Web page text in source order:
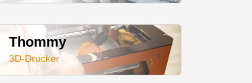
Thommy
3D-Drucker